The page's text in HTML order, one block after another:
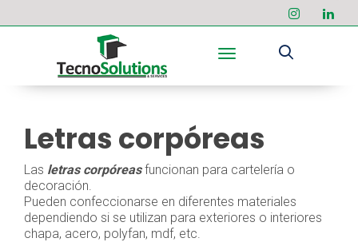
Toggle navigation
Letras corpóreas
Las letras corpóreasfuncionan para cartelería o
decoración.
Pueden confeccionarse en diferentes materiales
dependiendo si se utilizan para exteriores o interiores
chapa, acero, polyfan, mdf, etc.